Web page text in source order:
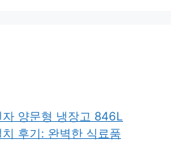
자 양문형 냉장고 846L
치 후기: 완벽한 식료품